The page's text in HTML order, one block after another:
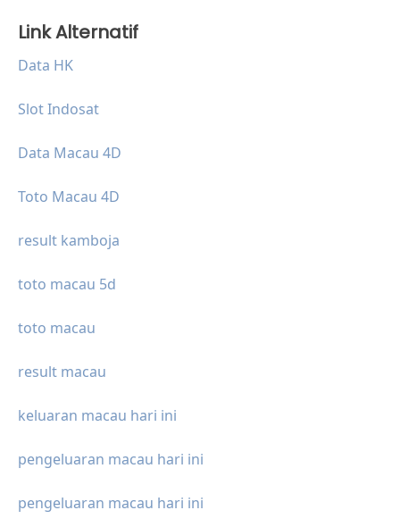
Link Alternatif
Data HK
Slot Indosat
Data Macau 4D
Toto Macau 4D
result kamboja
toto macau 5d
toto macau
result macau
keluaran macau hari ini
pengeluaran macau hari ini
pengeluaran macau hari ini